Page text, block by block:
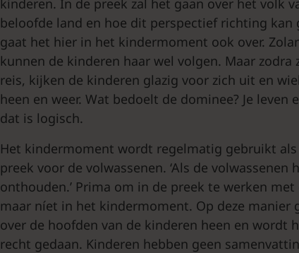
beloofde land en hoe dit perspectief richting kan
gaat het hier in het kindermoment ook over.
kunnen de kinderen haar wel volgen. Maar zodra
reis, kijken de kinderen glazig voor zich uit en
heen en weer. Wat bedoelt de dominee? Je leven
dat is logisch.
Het kindermoment wordt regelmatig gebruikt
preek voor de volwassenen. ‘Als de
onthouden.’ Prima om in de preek te werken
maar níet in het kindermoment. Op deze
over de hoofden van de kinderen heen en wordt
recht gedaan. Kinderen hebben geen